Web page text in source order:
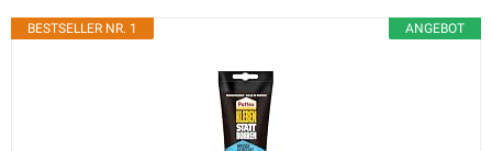
ANGEBOT
BESTSELLER NR. 1